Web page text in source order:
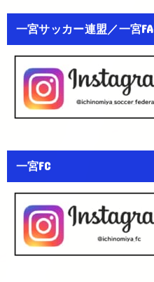
一宮サッカー連盟／一宮FA
一宮FC